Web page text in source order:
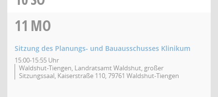
11 MO
Sitzung des Planungs- und Bauausschusses Klinikum
15:00-15:55 Uhr
Waldshut-Tiengen, Landratsamt Waldshut, großer
Sitzungssaal, Kaiserstraße 110, 79761 Waldshut-Tiengen